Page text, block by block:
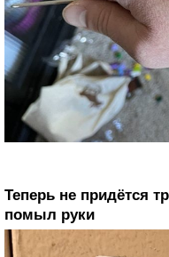
Теперь не придётся
помыл руки